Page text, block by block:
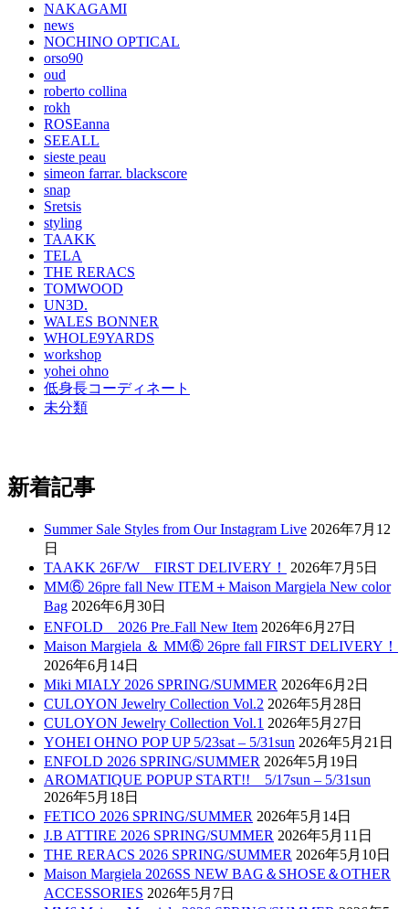
NAKAGAMI
news
NOCHINO OPTICAL
orso90
oud
roberto collina
rokh
ROSEanna
SEEALL
sieste peau
simeon farrar. blackscore
snap
Sretsis
styling
TAAKK
TELA
THE RERACS
TOMWOOD
UN3D.
WALES BONNER
WHOLE9YARDS
workshop
yohei ohno
低身長コーディネート
未分類
新着記事
Summer Sale Styles from Our Instagram Live 2026年7月12
日
TAAKK 26F/W FIRST DELIVERY！
2026年7月5日
MM⑥ 26pre fall New ITEM＋Maison Margiela New color
Bag 2026年6月30日
ENFOLD 2026 Pre₋Fall New Item 2026年6月27日
Maison Margiela ＆ MM⑥ 26pre fall FIRST DELIVERY！
2026年6月14日
Miki MIALY 2026 SPRING/SUMMER 2026年6月2日
CULOYON Jewelry Collection Vol.2 2026年5月28日
CULOYON Jewelry Collection Vol.1 2026年5月27日
YOHEI OHNO POP UP 5/23sat – 5/31sun 2026年5月21日
ENFOLD 2026 SPRING/SUMMER 2026年5月19日
AROMATIQUE POPUP START!! 5/17sun – 5/31sun
2026年5月18日
FETICO 2026 SPRING/SUMMER 2026年5月14日
J.B ATTIRE 2026 SPRING/SUMMER 2026年5月11日
THE RERACS 2026 SPRING/SUMMER 2026年5月10日
Maison Margiela 2026SS NEW BAG＆SHOSE＆OTHER
ACCESSORIES 2026年5月7日